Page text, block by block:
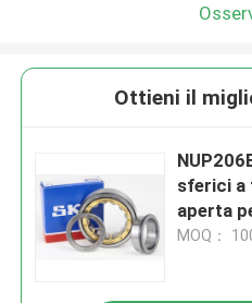
Ottieni il
sferici a
aperta
MOQ：